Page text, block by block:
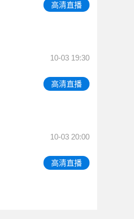
高清直播
10-03 19:30
高清直播
10-03 20:00
高清直播